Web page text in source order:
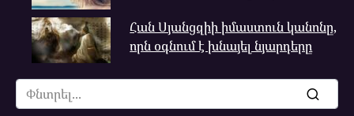
Հան Սյանցզիի իմաստուն կանոնը,
որն օգնում է խնայել նյարդերը
Search
for: